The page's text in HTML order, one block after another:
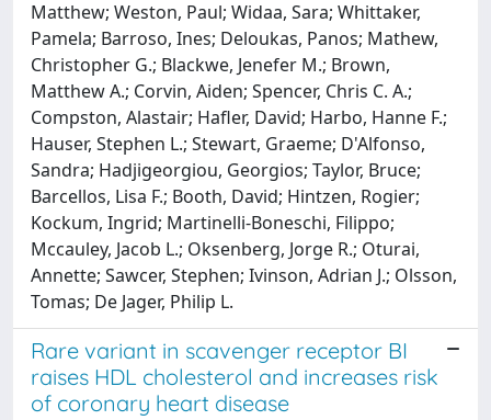
Matthew; Weston, Paul; Widaa, Sara; Whittaker,
Pamela; Barroso, Ines; Deloukas, Panos; Mathew,
Christopher G.; Blackwe, Jenefer M.; Brown,
Matthew A.; Corvin, Aiden; Spencer, Chris C. A.;
Compston, Alastair; Hafler, David; Harbo, Hanne F.;
Hauser, Stephen L.; Stewart, Graeme; D'Alfonso,
Sandra; Hadjigeorgiou, Georgios; Taylor, Bruce;
Barcellos, Lisa F.; Booth, David; Hintzen, Rogier;
Kockum, Ingrid; Martinelli-Boneschi, Filippo;
Mccauley, Jacob L.; Oksenberg, Jorge R.; Oturai,
Annette; Sawcer, Stephen; Ivinson, Adrian J.; Olsson,
Tomas; De Jager, Philip L.
Rare variant in scavenger receptor BI
raises HDL cholesterol and increases risk
of coronary heart disease